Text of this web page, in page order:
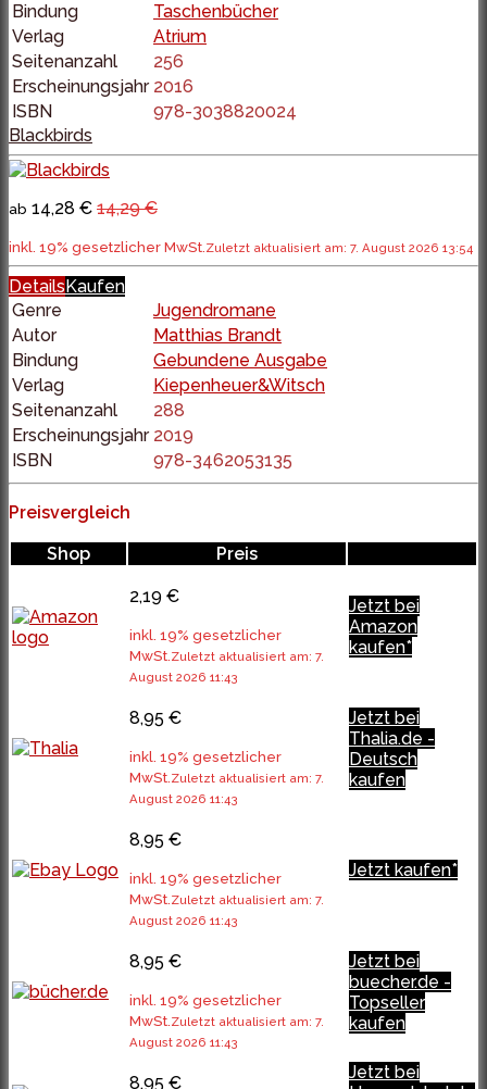
Bindung
Taschenbücher
Verlag
Atrium
Seitenanzahl
256
Erscheinungsjahr 2016
ISBN
978-3038820024
Blackbirds
ab 14,28 € 14,29 €
inkl. 19% gesetzlicher MwSt.Zuletzt aktualisiert am: 7. August 2026 13:54
Details Kaufen
Genre
Jugendromane
Autor
Matthias Brandt
Bindung
Gebundene Ausgabe
Verlag
Kiepenheuer&Witsch
Seitenanzahl
288
Erscheinungsjahr 2019
ISBN
978-3462053135
Preisvergleich
Shop
Preis
2,19 €
inkl. 19% gesetzlicher
MwSt.Zuletzt aktualisiert am: 7.
August 2026 11:43
Jetzt bei
Amazon
kaufen*
8,95 €
inkl. 19% gesetzlicher
MwSt.Zuletzt aktualisiert am: 7.
August 2026 11:43
Jetzt bei
Thalia.de -
Deutsch
kaufen
8,95 €
inkl. 19% gesetzlicher
MwSt.Zuletzt aktualisiert am: 7.
August 2026 11:43
Jetzt kaufen*
8,95 €
inkl. 19% gesetzlicher
MwSt.Zuletzt aktualisiert am: 7.
August 2026 11:43
Jetzt bei
buecher.de -
Topseller
kaufen
8,95 €
Jetzt bei